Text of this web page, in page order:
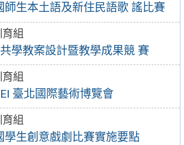
師生本土語及新住民語歌 謠比賽
組
學教案設計暨教學成果競 賽
組
臺北國際藝術博覽會
組
學生創意戲劇比賽實施要點